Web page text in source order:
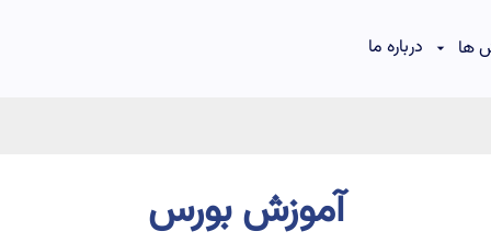
ها درباره ما
آموزش بورس